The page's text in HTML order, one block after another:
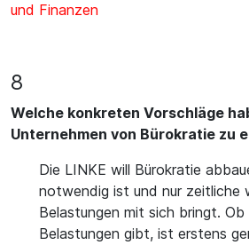
und Finanzen
8
Welche konkreten Vorschläge
Unternehmen von Bürokratie zu
Die LINKE will Bürokratie
notwendig ist und nur zeitliche
Belastungen mit sich bringt. Ob
Belastungen gibt, ist erstens